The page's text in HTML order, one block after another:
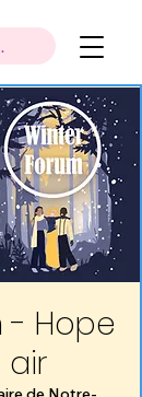
- Hope
air